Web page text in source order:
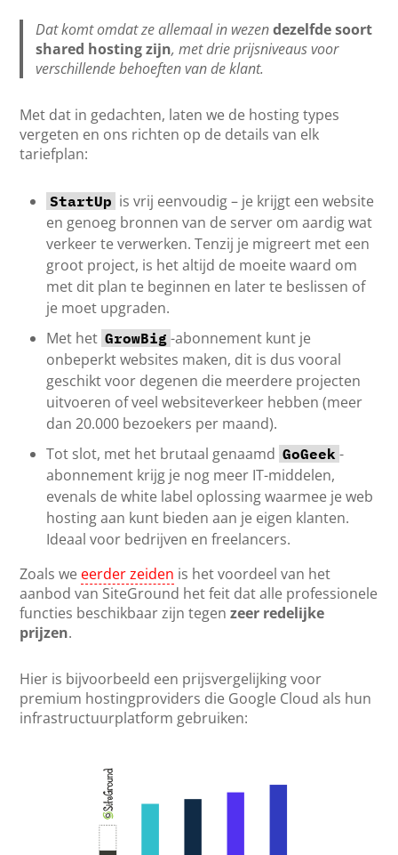
Dat komt omdat ze allemaal in wezendezelfde soort
shared hosting zijn, met drie prijsniveaus voor
verschillende behoeften van de klant.
Met dat in gedachten, laten we de hosting types
vergeten en ons richten op de details van elk
tariefplan:
StartUp is vrij eenvoudig – je krijgt een website
en genoeg bronnen van de server om aardig wat
verkeer te verwerken. Tenzij je migreert met een
groot project, is het altijd de moeite waard om
met dit plan te beginnen en later te beslissen of
je moet upgraden.
Met het GrowBig -abonnement kunt je
onbeperkt websites maken, dit is dus vooral
geschikt voor degenen die meerdere projecten
uitvoeren of veel websiteverkeer hebben (meer
dan 20.000 bezoekers per maand).
Tot slot, met het brutaal genaamd GoGeek -
abonnement krijg je nog meer IT-middelen,
evenals de white label oplossing waarmee je web
hosting aan kunt bieden aan je eigen klanten.
Ideaal voor bedrijven en freelancers.
Zoals we eerder zeiden is het voordeel van het
aanbod van SiteGround het feit dat alle professionele
functies beschikbaar zijn tegenzeer redelijke
prijzen.
Hier is bijvoorbeeld een prijsvergelijking voor
premium hostingproviders die Google Cloud als hun
infrastructuurplatform gebruiken: